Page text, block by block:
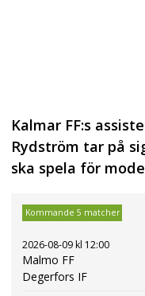
Kalmar FF:s
Rydström tar på
ska spela för
Kommande 5 matcher
2026-08-09 kl 12:00
Malmo FF
Degerfors IF